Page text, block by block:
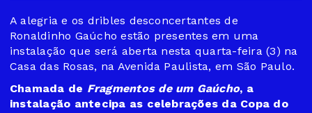
A alegria e os dribles desconcertantes de
Ronaldinho Gaúcho estão presentes em uma
instalação que será aberta nesta quarta-feira (3) na
Casa das Rosas, na Avenida Paulista, em São Paulo.
Chamada de Fragmentos de um Gaúcho, a
instalação antecipa as celebrações da Copa do